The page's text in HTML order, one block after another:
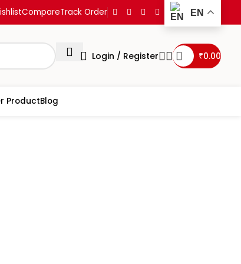
CompareTrack Order EN
Login / Register ₹0.00
ProductBlog
Puran